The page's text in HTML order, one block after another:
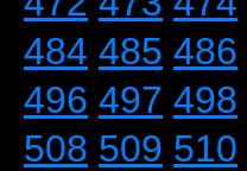
484 485 486
496 497 498
508 509 510